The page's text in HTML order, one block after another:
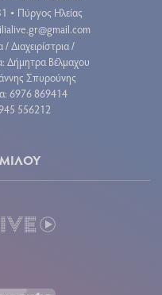
• Πύργος Ηλείας
ilialive.gr@gmail.com
/ Διαχειρίστρια /
Δήμητρα Βέλμαχου
Σπυρούνης
6976 869414
556212